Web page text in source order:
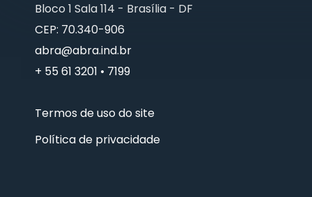
Bloco 1 Sala 114 - Brasília - DF
CEP: 70.340-906
abra@abra.ind.br
+ 55 61 3201 • 7199
Termos de uso do site
Política de privacidade